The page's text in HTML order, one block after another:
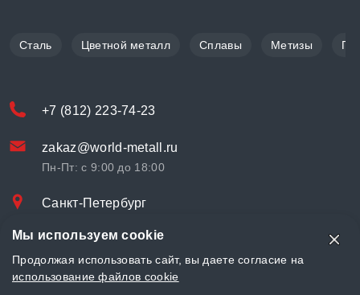
Сталь Цветной металл Сплавы Метизы
+7 (812) 223-74-23
zakaz@world-metall.ru
Пн-Пт: с 9:00 до 18:00
Санкт-Петербург
© «World Metall» 2025, Разработка и комплексное продвижение
"LCAgency"
Мы используем cookie
Продолжая использовать сайт, вы даете согласие на
использование файлов cookie